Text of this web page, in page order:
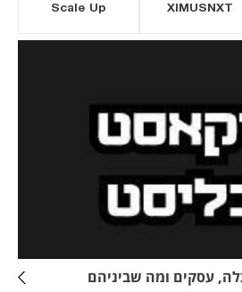
XIMUSNXT
Scale Up
נפתח בכרטיסייה חדשה
עסקים ומה שביניהם